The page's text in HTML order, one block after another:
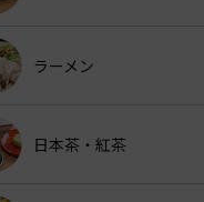
ラーメン
日本茶・紅茶